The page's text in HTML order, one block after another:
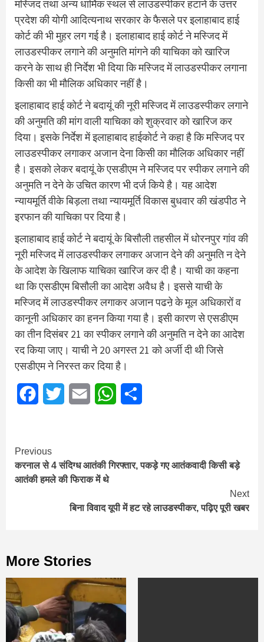
मस्जिद तथा अन्य धार्मिक स्थल से लाउडस्पीकर हटाने के उत्तर
प्रदेश की योगी आदित्यनाथ सरकार के फैसले पर इलाहाबाद हाई
कोर्ट की भी मुहर लग गई है। इलाहाबाद हाई कोर्ट ने मस्जिद में
लाउडस्पीकर लगाने की अनुमति मांगने की याचिका को खारिज
करने के साथ ही निर्देश भी दिया कि मस्जिद में लाउडस्पीकर लगाना
किसी का भी मौलिक अधिकार नहीं है।
इलाहाबाद हाई कोर्ट ने बदायूं की नूरी मस्जिद में लाउडस्पीकर लगाने
की अनुमति की मांग वाली याचिका को शुक्रवार को खारिज कर
दिया। इसके निर्देश में इलाहाबाद हाईकोर्ट ने कहा है कि मस्जिद पर
लाउडस्पीकर लगाकर अजान देना किसी का मौलिक अधिकार नहीं
है। इसको लेकर बदायूं के एसडीएम ने मस्जिद पर स्पीकर लगाने की
अनुमति न देने के उचित कारण भी दर्ज किये है। यह आदेश
न्यायमूर्ति वीके बिड़ला तथा न्यायमूर्ति विकास बुधवार की खंडपीठ ने
इरफान की याचिका पर दिया है।
इलाहाबाद हाई कोर्ट ने बदायूं के बिसौली तहसील में धोरनपुर गांव की
नूरी मस्जिद में लाउडस्पीकर लगाकर अजान देने की अनुमति न देने
के आदेश के खिलाफ याचिका खारिज कर दी है। याची का कहना
था कि एसडीएम बिसौली का आदेश अवैध है। इससे याची के
मस्जिद में लाउडस्पीकर लगाकर अजान पढऩे के मूल अधिकारों व
कानूनी अधिकार का हनन किया गया है। इसी कारण से एसडीएम
का तीन दिसंबर 21 का स्पीकर लगाने की अनुमति न देने का आदेश
रद किया जाए। याची ने 20 अगस्त 21 को अर्जी दी थी जिसे
एसडीएम ने निरस्त कर दिया है।
FacebookTwitter Email WhatsApp
Continue
Reading
Previous
करनाल से 4 संदिग्ध आतंकी गिरफ्तार, पकड़े गए आतंकवादी किसी बड़े
आतंकी हमले की फिराक में थे
Next
बिना विवाद यूपी में हट रहे लाउडस्पीकर, पढ़िए पूरी खबर
More Stories